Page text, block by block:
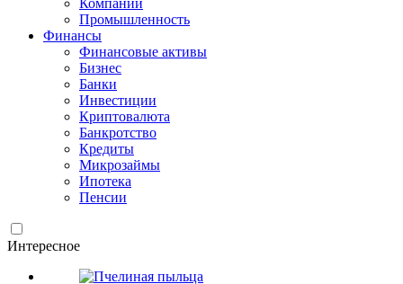
Компании
Промышленность
Финансы
Финансовые активы
Бизнес
Банки
Инвестиции
Криптовалюта
Банкротство
Кредиты
Микрозаймы
Ипотека
Пенсии
Интересное